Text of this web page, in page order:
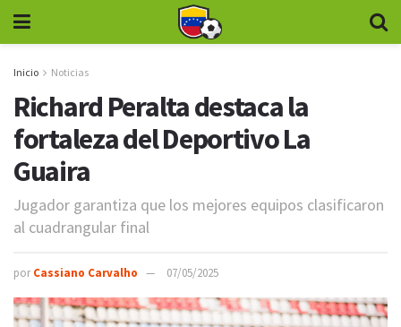
Inicio Noticias
Richard Peralta destaca la
fortaleza del Deportivo La
Guaira
Jugador garantiza que los mejores equipos clasificaron
al cuadrangular final
por Cassiano Carvalho 07/05/2025